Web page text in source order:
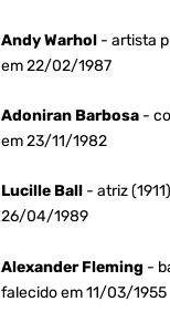
Andy Warhol- artista
em 22/02/1987
Adoniran Barbosa-
em 23/11/1982
Lucille Ball- atriz
26/04/1989
Alexander Fleming -
falecido em 11/03/1955